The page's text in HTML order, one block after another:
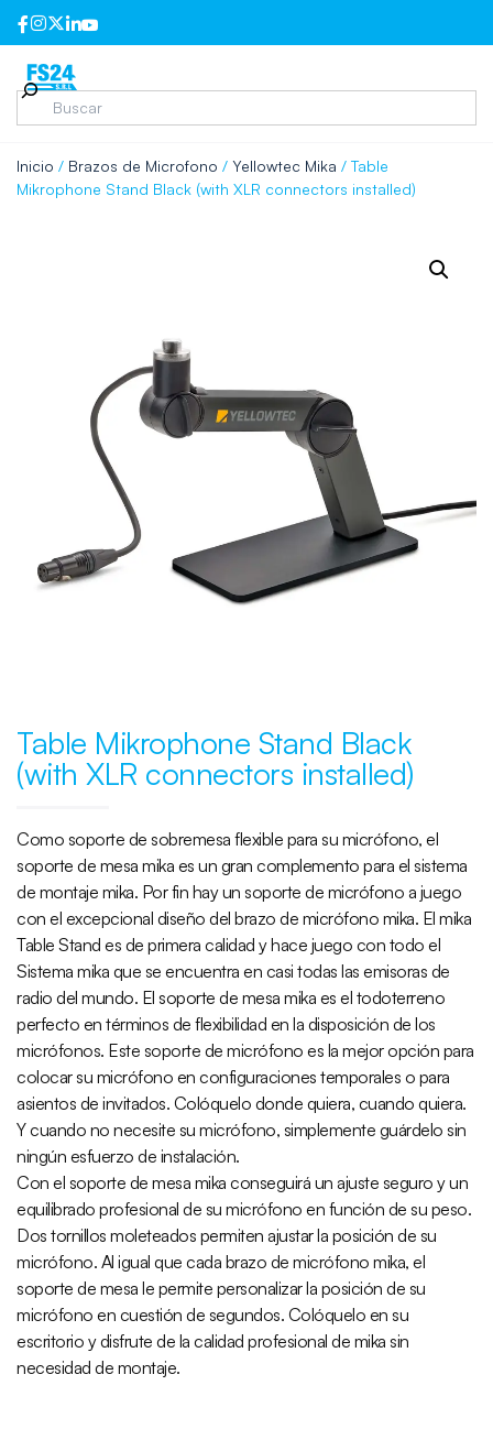
Inicio / Brazos de Microfono / Yellowtec Mika / Table
Mikrophone Stand Black (with XLR connectors installed)
Table Mikrophone Stand Black
(with XLR connectors installed)
Como soporte de sobremesa flexible para su micrófono, el
soporte de mesa mika es un gran complemento para el sistema
de montaje mika. Por fin hay un soporte de micrófono a juego
con el excepcional diseño del brazo de micrófono mika. El mika
Table Stand es de primera calidad y hace juego con todo el
Sistema mika que se encuentra en casi todas las emisoras de
radio del mundo. El soporte de mesa mika es el todoterreno
perfecto en términos de flexibilidad en la disposición de los
micrófonos. Este soporte de micrófono es la mejor opción para
colocar su micrófono en configuraciones temporales o para
asientos de invitados. Colóquelo donde quiera, cuando quiera.
Y cuando no necesite su micrófono, simplemente guárdelo sin
ningún esfuerzo de instalación.
Con el soporte de mesa mika conseguirá un ajuste seguro y un
equilibrado profesional de su micrófono en función de su peso.
Dos tornillos moleteados permiten ajustar la posición de su
micrófono. Al igual que cada brazo de micrófono mika, el
soporte de mesa le permite personalizar la posición de su
micrófono en cuestión de segundos. Colóquelo en su
escritorio y disfrute de la calidad profesional de mika sin
necesidad de montaje.